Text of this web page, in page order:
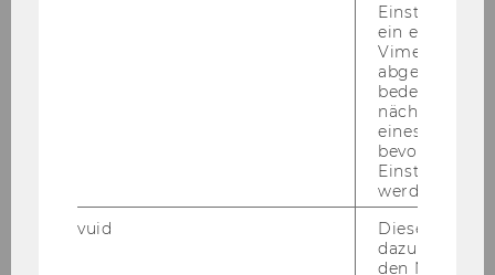
Ver­jäh­rung von Ver­gü­tungs­zin­sen (ÖBA 2026,
ein
Vimeo-Video
abgespielt
bedeutet,
nächsten
eines Vimeo-
bevorzugten
werden.
vuid
Dieser
dazu
den